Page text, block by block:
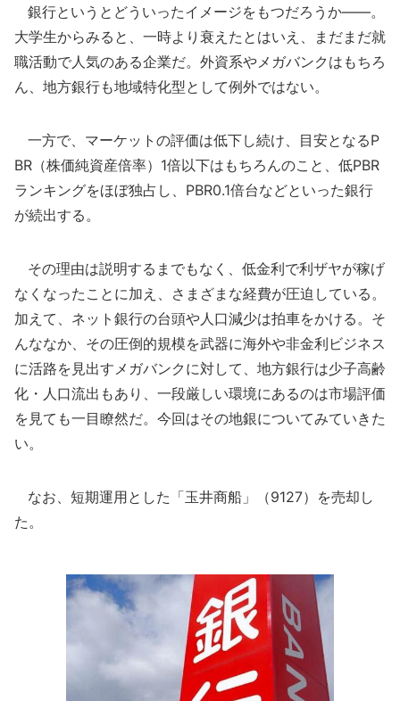
銀行というとどういったイメージをもつだろうか――。
大学生からみると、一時より衰えたとはいえ、まだまだ就
職活動で人気のある企業だ。外資系やメガバンクはもちろ
ん、地方銀行も地域特化型として例外ではない。
一方で、マーケットの評価は低下し続け、目安となるP
BR（株価純資産倍率）1倍以下はもちろんのこと、低PBR
ランキングをほぼ独占し、PBR0.1倍台などといった銀行
が続出する。
その理由は説明するまでもなく、低金利で利ザヤが稼げ
なくなったことに加え、さまざまな経費が圧迫している。
加えて、ネット銀行の台頭や人口減少は拍車をかける。そ
んななか、その圧倒的規模を武器に海外や非金利ビジネス
に活路を見出すメガバンクに対して、地方銀行は少子高齢
化・人口流出もあり、一段厳しい環境にあるのは市場評価
を見ても一目瞭然だ。今回はその地銀についてみていきた
い。
なお、短期運用とした「玉井商船」（9127）を売却し
た。